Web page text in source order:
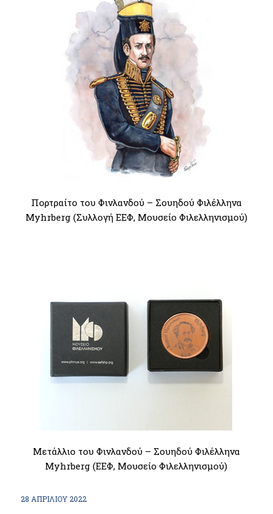
Πορτραίτο του Φινλανδού – Σουηδού Φιλέλληνα
Myhrberg (Συλλογή ΕΕΦ, Μουσείο Φιλελληνισμού)
Μετάλλιο του Φινλανδού – Σουηδού Φιλέλληνα
Myhrberg (ΕΕΦ, Μουσείο Φιλελληνισμού)
28 ΑΠΡΙΛΊΟΥ 2022